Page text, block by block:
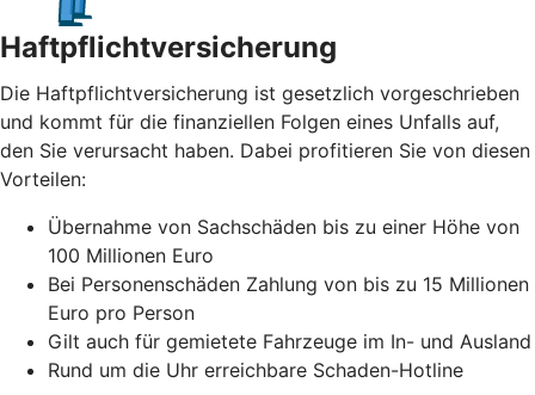
Haftpflichtversicherung
Die Haftpflichtversicherung ist gesetzlich vorgeschrieben
und kommt für die finanziellen Folgen eines Unfalls auf,
den Sie verursacht haben. Dabei profitieren Sie von diesen
Vorteilen:
Übernahme von Sachschäden bis zu einer Höhe von
100 Millionen Euro
Bei Personenschäden Zahlung von bis zu 15 Millionen
Euro pro Person
Gilt auch für gemietete Fahrzeuge im In- und Ausland
Rund um die Uhr erreichbare Schaden-Hotline